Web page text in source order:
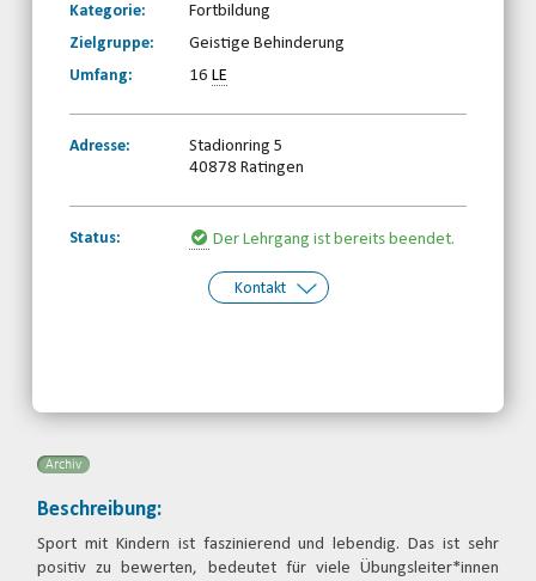
Kategorie:
Fortbildung
Zielgruppe:
Geistige Behinderung
Umfang:
16 LE
Adresse:
Stadionring 5
40878 Ratingen
Status: Der Lehrgang ist bereits beendet.
Kontakt
Archiv
Beschreibung:
Sport mit Kindern ist faszinierend und lebendig. Das ist sehr
positiv zu bewerten, bedeutet für viele Übungsleiter*innen